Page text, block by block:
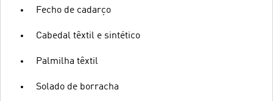
Fecho de cadarço
Cabedal têxtil e sintético
Palmilha têxtil
Solado de borracha